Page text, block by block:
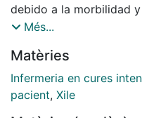
debido a la morbilidad
costos que generan
familia, la segunda
y la tercera víctima es
segunda víctima puede
Més...
Matèries
Infermeria en cures
pacient, Xile